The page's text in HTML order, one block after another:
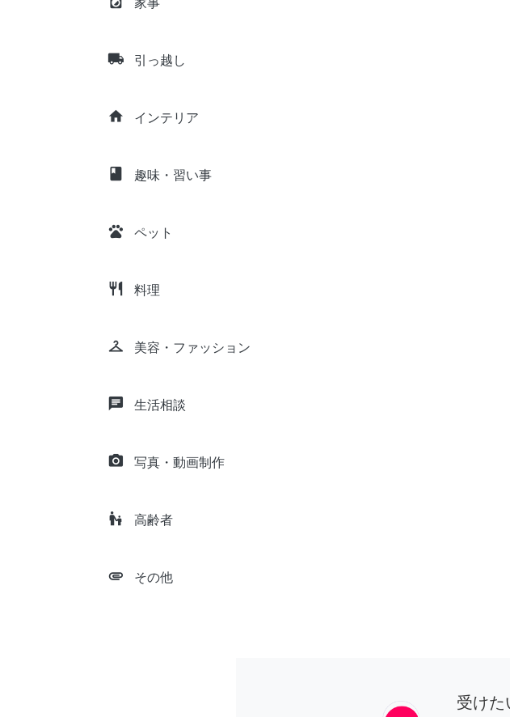
家事
local_shipping 引っ越し
home インテリア
class 趣味・習い事
pets ペット
restaurant 料理
checkroom 美容・ファッション
chat 生活相談
camera_alt 写真・動画制作
escalator_warning 高齢者
attachment その他
受けた